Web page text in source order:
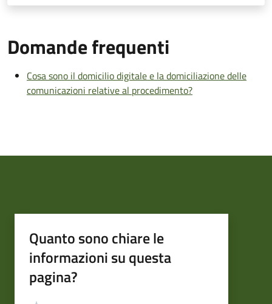
Domande frequenti
Cosa sono il domicilio digitale e la domiciliazione delle
comunicazioni relative al procedimento?
Quanto sono chiare le
informazioni su questa
pagina?